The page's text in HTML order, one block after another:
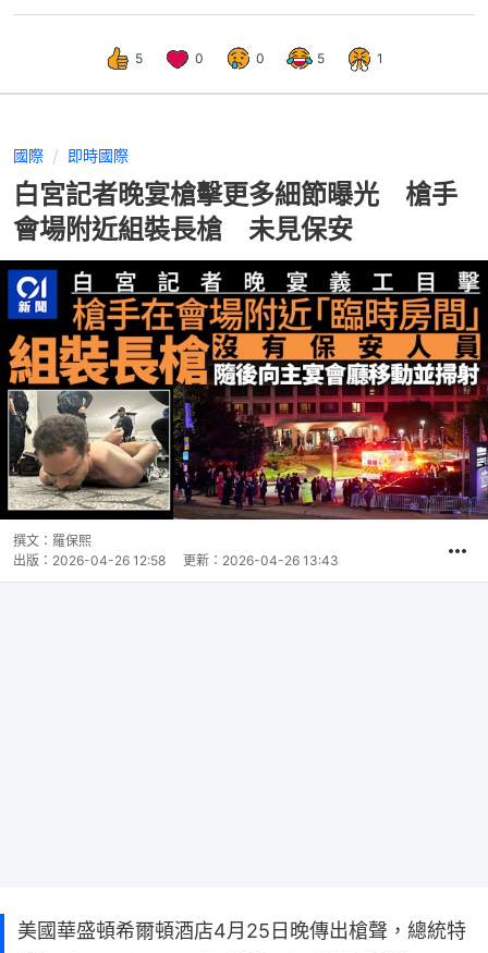
5 0 0 5 1
國際 即時國際
白宮記者晚宴槍擊更多細節曝光 槍手
會場附近組裝長槍 未見保安
撰文： 羅保熙
出版： 2026-04-26 12:58 更新： 2026-04-26 13:43
美國華盛頓希爾頓酒店4月25日晚傳出槍聲，總統特